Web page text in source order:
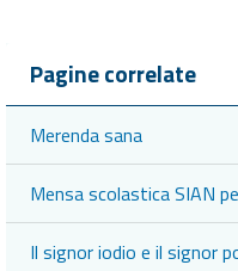
Pagine correlate
Merenda sana
Mensa scolastica SIAN
Il signor iodio e il signor